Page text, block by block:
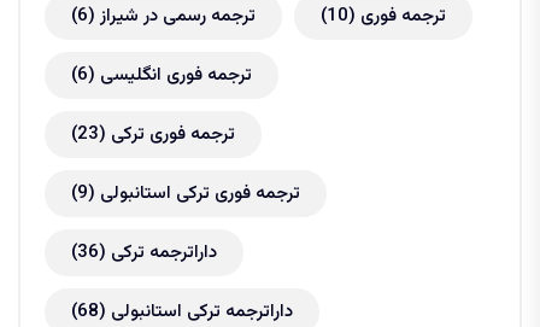
ترجمه رسمی در شیراز(6) ترجمه فوری (10)
ترجمه فوری انگلیسی (6)
ترجمه فوری ترکی (23)
ترجمه فوری ترکی استانبولی (9)
داراترجمه ترکی (36)
داراترجمه ترکی استانبولی (68)